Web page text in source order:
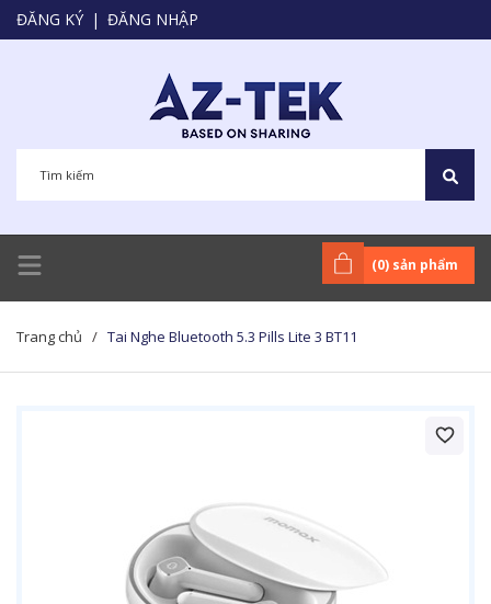
ĐĂNG KÝ | ĐĂNG NHẬP
(0) sản phẩm
Trang chủ / Tai Nghe Bluetooth 5.3 Pills Lite 3 BT11